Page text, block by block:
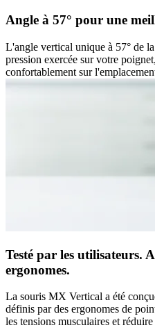
Angle à 57° pour une
L'angle vertical unique à 57° de
pression exercée sur votre
confortablement sur
Testé par les utilisateurs.
ergonomes.
La souris MX Vertical a été
définis par des ergonomes de
les tensions musculaires et